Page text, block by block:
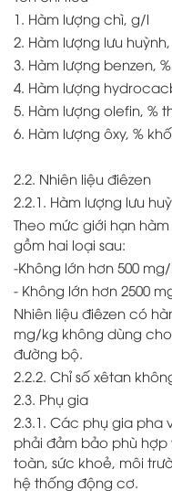
1. Hàm lượng chì, g/l
2. Hàm lượng lưu
3. Hàm lượng benzen,
4. Hàm lượng
5. Hàm lượng olefin, %
6. Hàm lượng ôxy, %
2.2. Nhiên liệu điêzen
2.2.1. Hàm lượng lưu
Theo mức giới hạn
gồm hai loại sau:
-Không lớn hơn 500
- Không lớn hơn 2500
Nhiên liệu điêzen có
mg/kg không dùng
đường bộ.
2.2.2. Chỉ số xêtan
2.3. Phụ gia
2.3.1. Các phụ gia pha
phải đảm bảo phù
toàn, sức khoẻ, môi
hệ thống động cơ.